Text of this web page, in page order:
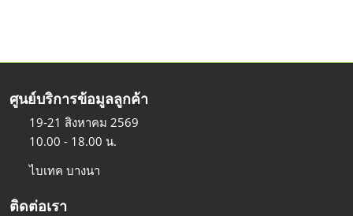
ศูนย์บริการข้อมูลลูกค้า
19-21 สิงหาคม 2569
10.00 - 18.00 น.
ไบเทค บางนา
ติดต่อเรา